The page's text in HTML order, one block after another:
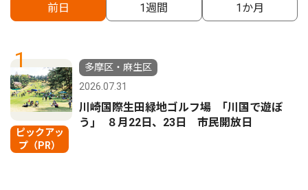
前日 1週間 1か月
1
ピックアッ
プ（PR）
多摩区・麻生区
2026.07.31
川崎国際生田緑地ゴルフ場 ｢川国で遊ぼ
う｣ ８月22日、23日 市民開放日